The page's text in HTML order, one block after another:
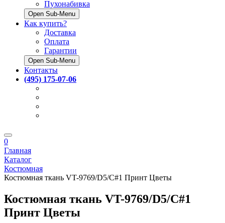
Пухонабивка
Open Sub-Menu
Как купить?
Доставка
Оплата
Гарантии
Open Sub-Menu
Контакты
(495) 175-07-06
0
Главная
Каталог
Костюмная
Костюмная ткань VT-9769/D5/C#1 Принт Цветы
Костюмная ткань VT-9769/D5/C#1
Принт Цветы